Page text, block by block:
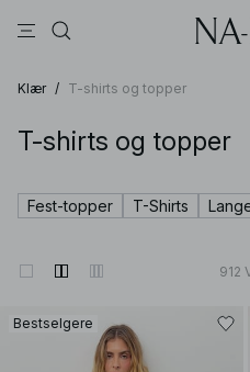
Klær / T-shirts og topper
T-shirts og topper
Fest-topper T-Shirts
912
Bestselgere